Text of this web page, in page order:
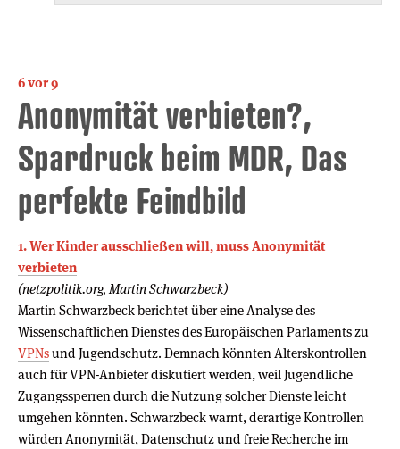
6 vor 9
Anonymität verbieten?,
Spardruck beim MDR, Das
perfekte Feindbild
1. Wer Kinder ausschließen will, muss Anonymität
verbieten
(netzpolitik.org, Martin Schwarzbeck)
Martin Schwarzbeck berichtet über eine Analyse des
Wissenschaftlichen Dienstes des Europäischen Parlaments zu
VPNsund Jugendschutz. Demnach könnten Alterskontrollen
auch für VPN-Anbieter diskutiert werden, weil Jugendliche
Zugangssperren durch die Nutzung solcher Dienste leicht
umgehen könnten. Schwarzbeck warnt, derartige Kontrollen
würden Anonymität, Datenschutz und freie Recherche im